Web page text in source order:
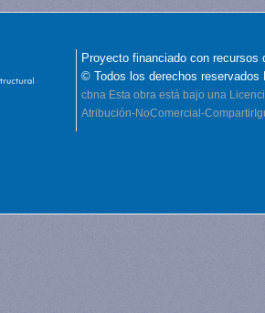
Proyecto financiado con recursos
© Todos los derechos reservados
cbna Esta obra está bajo una
Atribución-NoComercial-